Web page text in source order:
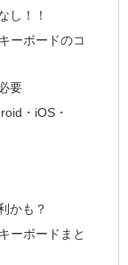
し！！
ーボードのコ
要
・iOS・
かも？
ーボードまと